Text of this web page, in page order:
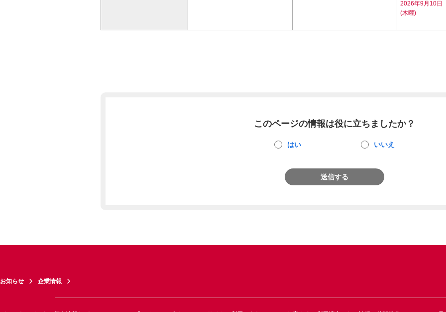
2026年9月10日
(木曜)
このページの情報は役に立ちましたか？
はい いいえ
送信する
お知らせ 企業情報